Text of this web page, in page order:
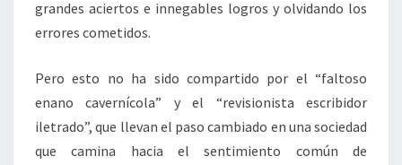
grandes aciertos e innegables logros y olvidando los
errores cometidos.
Pero esto no ha sido compartido por el “faltoso
enano cavernícola” y el “revisionista escribidor
iletrado”, que llevan el paso cambiado en una sociedad
que camina hacia el sentimiento común de